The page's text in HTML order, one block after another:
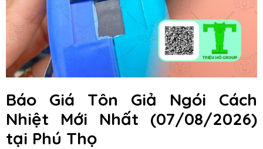
Báo Giá Tôn Giả Ngói Cách
Nhiệt Mới Nhất (07/08/2026)
tại Phú Thọ